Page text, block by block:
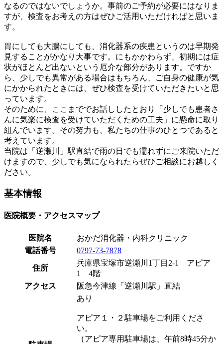
なるのではないでしょうか。事前のご予約が必要にはなりま
すが、検査をお考えの方はぜひご活用いただければと思いま
す。
胃にしても大腸にしても、消化器系の疾患というのは早期発
見することがかなり大事です。にもかかわらず、初期には症
状がほとんど出ないという厄介な部分があります。ですか
ら、少しでも異常がある場合はもちろん、ご自身の健康が気
にかかられたときには、ぜひ検査を受けていただきたいと思
っています。
そのために、ここまででお話ししたとおり「少しでも患者さ
んに気楽に検査を受けていただくための工夫」に懸命に取り
組んでいます。その努力も、私たちの仕事のひとつであると
考えています。
当院は「逆瀬川」駅直結で雨の日でも濡れずにご来院いただ
けますので、少しでも気になられたらぜひご相談にお越しく
ださい。
基本情報
医院概要・アクセスマップ
医院名
おかだ消化器・内科クリニック
電話番号
0797-73-7878
住所
兵庫県宝塚市逆瀬川1丁目2-1 アピア
1 4階
アクセス
阪急今津線「逆瀬川駅」直結
あり
アピア１・２駐車場をご利用くださ
い。
（アピア専用駐車場は、午前8時45分か